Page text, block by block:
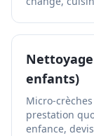
enfants)
Micro-
prestation
enfance,